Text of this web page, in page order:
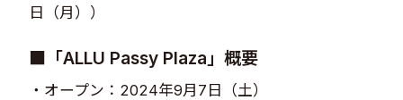
日（月））
■「ALLU Passy Plaza」概要
・オープン：2024年9月7日（土）